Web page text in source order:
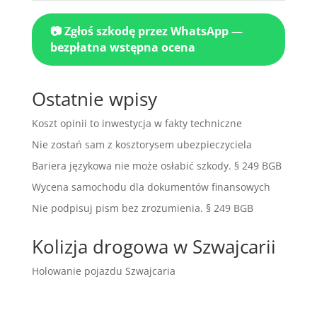
📷 Zgłoś szkodę przez WhatsApp —
bezpłatna wstępna ocena
Ostatnie wpisy
Koszt opinii to inwestycja w fakty techniczne
Nie zostań sam z kosztorysem ubezpieczyciela
Bariera językowa nie może osłabić szkody. § 249 BGB
Wycena samochodu dla dokumentów finansowych
Nie podpisuj pism bez zrozumienia. § 249 BGB
Kolizja drogowa w Szwajcarii
Holowanie pojazdu Szwajcaria